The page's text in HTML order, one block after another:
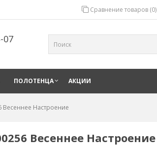
Сравнение товаров (0)
07
ПОЛОТЕНЦА АКЦИИ
Весеннее Настроение
Весеннее Настроение